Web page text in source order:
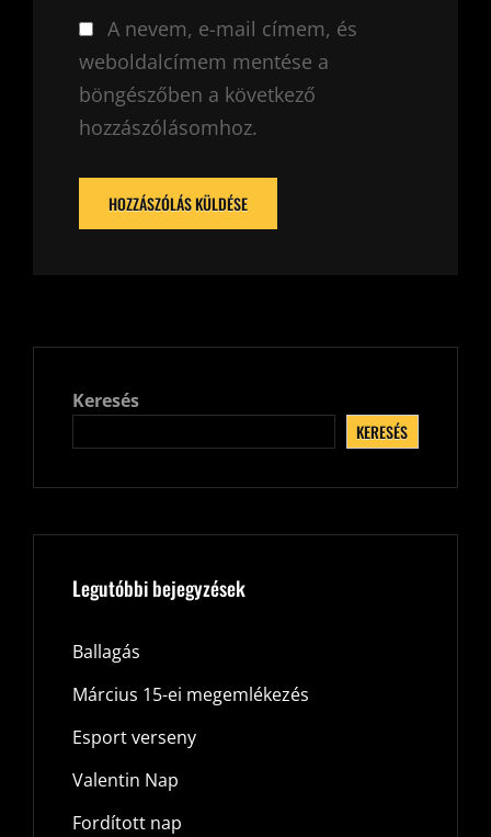
A nevem, e-mail címem, és
weboldalcímem mentése a
böngészőben a következő
hozzászólásomhoz.
Keresés
KERESÉS
Legutóbbi bejegyzések
Ballagás
Március 15-ei megemlékezés
Esport verseny
Valentin Nap
Fordított nap